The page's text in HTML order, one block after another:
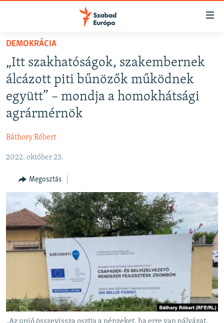
Akadálymentes
Ugrás
fő
oldalra
tartalomjegyzékre
keresésre
NAPIRENDEN
AKTUÁLIS
PODCASTOK
VIDEÓK
NER15
SZABADON
TÁRSADALOM
DEMOKRÁCIA
A PÉNZ NYOMÁBAN
EURÓPAI UNIÓ
VILÁG
KLÍMAVÁLTOZÁS
A MÚLT TANULSÁGAI
DEMOKRÁCIA
„Itt szakhatóságok, szakembernek
álcázott piti bűnözők működnek
együtt” – mondja a homokhátsági
agrármérnök
Báthory Róbert
2022. október 23.
Megosztás
FELIRATKOZÁS